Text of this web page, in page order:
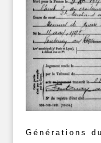
Générations